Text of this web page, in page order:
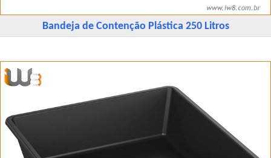
Bandeja de Contenção Plástica 250 Litros